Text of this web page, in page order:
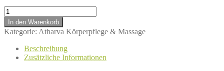
Entspannungs-
Set
Menge
In den Warenkorb
Kategorie: Atharva Körperpflege & Massage
Beschreibung
Zusätzliche Informationen